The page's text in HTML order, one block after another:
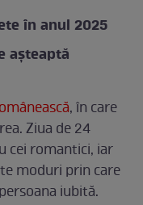
în anul 2025
așteaptă
, în care
Ziua de 24
cei romantici, iar
moduri prin care
iubită.